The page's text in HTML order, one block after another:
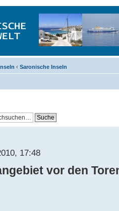
‹ Saronische Inseln
17:48
vor den